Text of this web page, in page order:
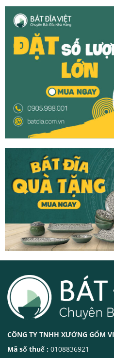
CÔNG TY TNHH XƯỞNG GỐM
Mã số thuế : 0108836921